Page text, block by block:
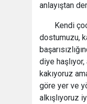
anlayıştan
Kendi
dostumuzu,
diye haşlıyor,
kakıyoruz
göre yer ve
alkışlıyoruz